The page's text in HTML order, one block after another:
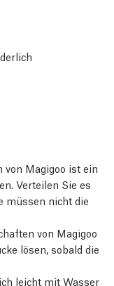
von Magigoo ist ein
Verteilen Sie es
müssen nicht die
von Magigoo
lösen, sobald die
leicht mit Wasser